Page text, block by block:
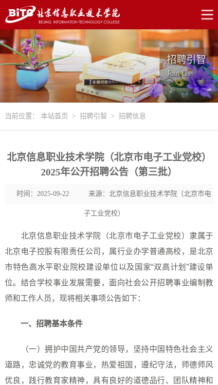
招聘引智
Join Us
当前位置： 本站首页 > 招聘引智 > 招聘信息
北京信息职业技术学院（北京市电子工业党校）
2025年公开招聘公告（第三批）
时间：2025-09-22 来源：北京信息职业技术学院（北京市电
子工业党校）
北京信息职业技术学院（北京市电子工业党校）隶属于
北京电子控股有限责任公司，属行业办学普通高校，是北京
市特色高水平职业院校建设单位以及国家“双高计划”建设单
位。结合学校事业发展需要，面向社会公开招聘事业编制教
师和工作人员，现将相关事项公告如下：
一、招聘基本条件
（一）拥护中国共产党的领导，坚持中国特色社会主义
道路，忠诚党的教育事业，热爱祖国，遵纪守法，师德师风
优良，践行教育家精神，具有良好的道德品行、团队精神和